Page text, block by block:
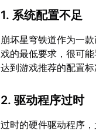
1. 系统配置不足
崩坏星穹铁道作为一
戏的最低要求，很可
达到游戏推荐的配置标
2. 驱动程序过时
过时的硬件驱动程序